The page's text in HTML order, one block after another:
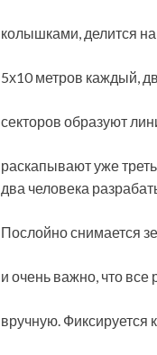
колышками, делится
5х10 метров каждый,
секторов образуют
раскапывают уже
два человека
Послойно снимается
и очень важно, что все
вручную. Фиксируется